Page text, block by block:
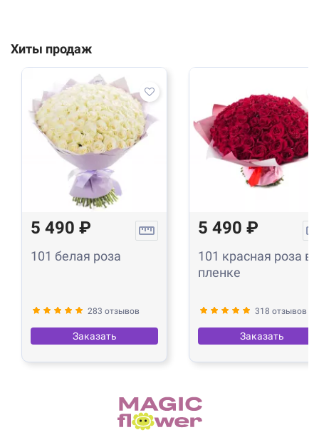
Хиты продаж
5 490 ₽
101 белая роза
283 отзывов
Заказать
5 490 ₽
101 красная роза в
пленке
318 отзывов
Заказать